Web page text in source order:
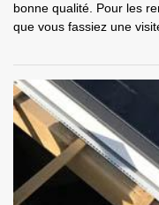
bonne qualité. Pour les
que vous fassiez une